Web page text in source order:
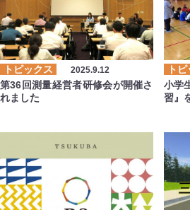
トピックス 2025.9.12
第36回測量経営者研修会が開催さ
れました
ト
小学
習』